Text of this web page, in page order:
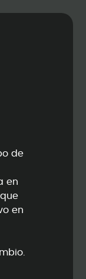
de
en
en